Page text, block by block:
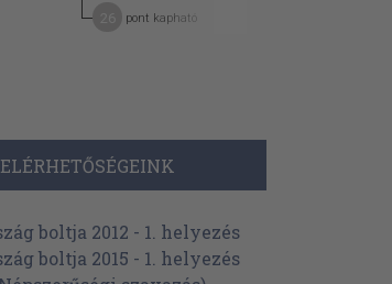
pont kapható
ELÉRHETŐSÉGEINK